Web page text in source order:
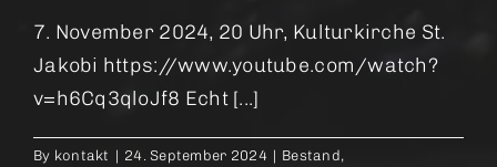
7. November 2024, 20 Uhr, Kulturkirche St.
Jakobi https://www.youtube.com/watch?
v=h6Cq3qloJf8 Echt [...]
By kontakt | 24. September 2024 | Bestand,